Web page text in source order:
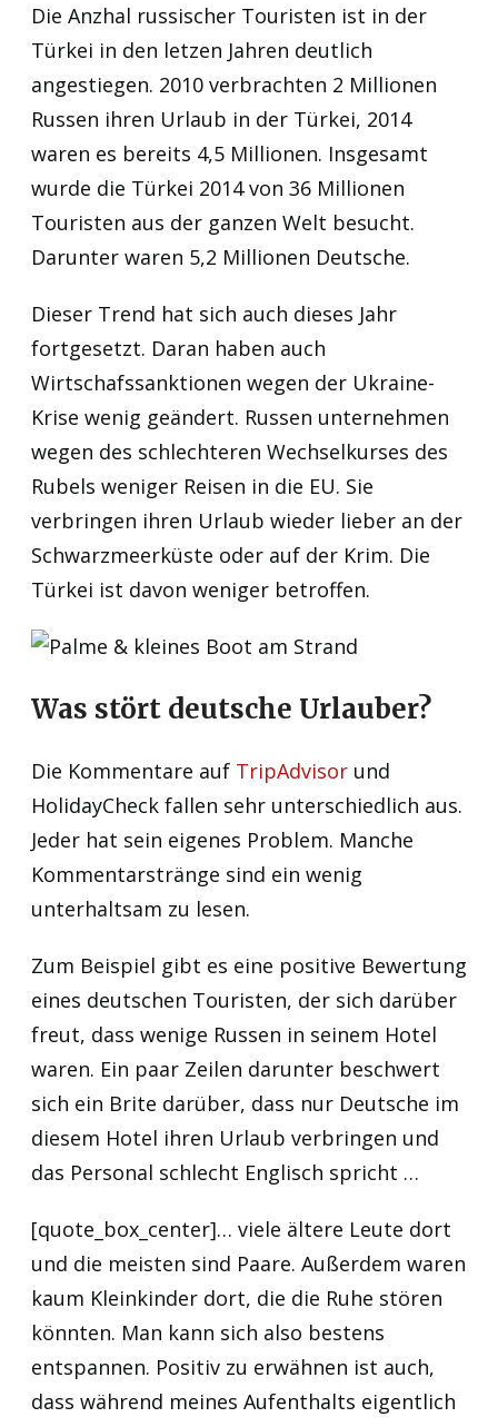
Die Anzhal russischer Touristen ist in der
Türkei in den letzen Jahren deutlich
angestiegen. 2010 verbrachten 2 Millionen
Russen ihren Urlaub in der Türkei, 2014
waren es bereits 4,5 Millionen. Insgesamt
wurde die Türkei 2014 von 36 Millionen
Touristen aus der ganzen Welt besucht.
Darunter waren 5,2 Millionen Deutsche.
Dieser Trend hat sich auch dieses Jahr
fortgesetzt. Daran haben auch
Wirtschafssanktionen wegen der Ukraine-
Krise wenig geändert. Russen unternehmen
wegen des schlechteren Wechselkurses des
Rubels weniger Reisen in die EU. Sie
verbringen ihren Urlaub wieder lieber an der
Schwarzmeerküste oder auf der Krim. Die
Türkei ist davon weniger betroffen.
Was stört deutsche Urlauber?
Die Kommentare auf TripAdvisor und
HolidayCheck fallen sehr unterschiedlich aus.
Jeder hat sein eigenes Problem. Manche
Kommentarstränge sind ein wenig
unterhaltsam zu lesen.
Zum Beispiel gibt es eine positive Bewertung
eines deutschen Touristen, der sich darüber
freut, dass wenige Russen in seinem Hotel
waren. Ein paar Zeilen darunter beschwert
sich ein Brite darüber, dass nur Deutsche im
diesem Hotel ihren Urlaub verbringen und
das Personal schlecht Englisch spricht …
[quote_box_center]… viele ältere Leute dort
und die meisten sind Paare. Außerdem waren
kaum Kleinkinder dort, die die Ruhe stören
könnten. Man kann sich also bestens
entspannen. Positiv zu erwähnen ist auch,
dass während meines Aufenthalts eigentlich